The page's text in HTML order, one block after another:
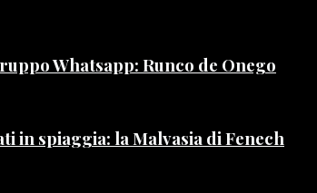
Whatsapp: Runco de Onego
in spiaggia: la Malvasia di Fenech